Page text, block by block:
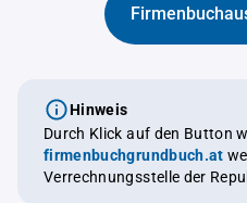
Hinweis
Durch Klick auf den Button
firmenbuchgrundbuch.at weitergeleitet, eine offizielle
Verrechnungsstelle der